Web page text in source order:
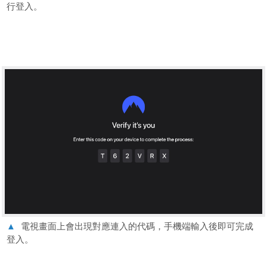
行登入。
▲
電視畫面上會出現對應連入的代碼，手機端輸入後即可完成
登入。